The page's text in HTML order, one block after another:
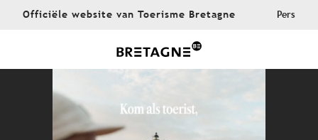
AllerOfficiële website van Toerisme Bretagne Pers